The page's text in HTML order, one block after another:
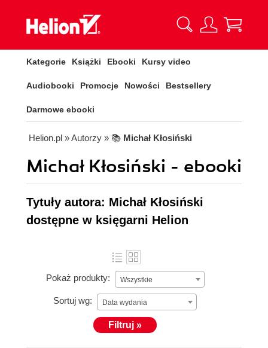
Kategorie Książki Ebooki Kursy video
Audiobooki Promocje Nowości Bestsellery
Darmowe ebooki
Helion.pl » Autorzy » 📚 Michał Kłosiński
Michał Kłosiński - ebooki
Tytuły autora: Michał Kłosiński
dostępne w księgarni Helion
Pokaż produkty: Wszystkie
Sortuj wg: Data wydania
Filtruj »